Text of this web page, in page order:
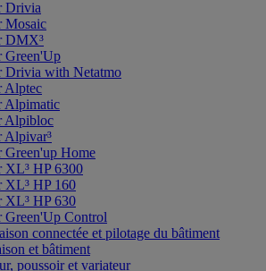
Drivia
Mosaic
DMX³
Green'Up
Drivia with Netatmo
Alptec
Alpimatic
Alpibloc
Alpivar³
Green'up Home
XL³ HP 6300
XL³ HP 160
XL³ HP 630
Green'Up Control
connectée et pilotage du bâtiment
et bâtiment
poussoir et variateur